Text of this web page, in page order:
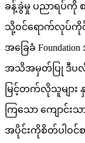
ခန့်ခွဲမှု ပညာရပ်ကို
သို့ဝင်ရောက်လုပ်ကိုင်လို
အခြေခံ
အသိအမှတ်ပြု ဒီပလို
မြင့်တက်လိုသူများ
ကြသော ကျောင်းသာ
အပိုင်းကိုစိတ်ပါဝင်